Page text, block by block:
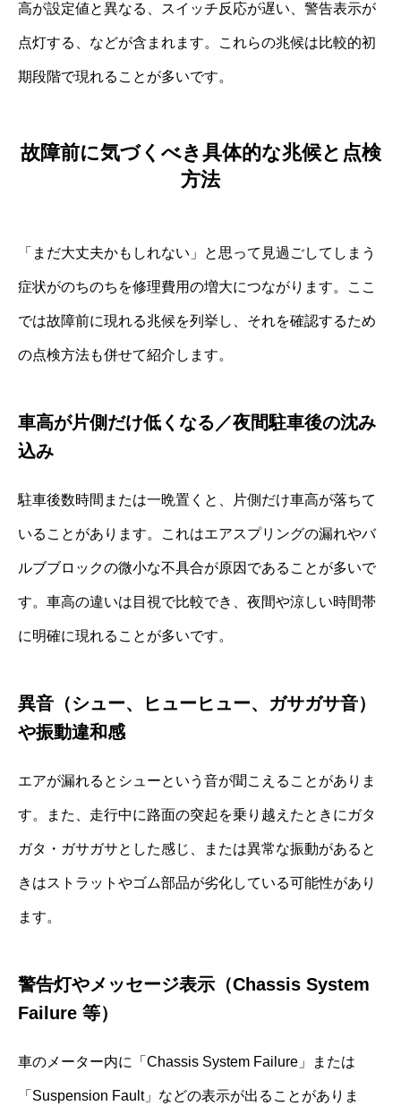
高が設定値と異なる、スイッチ反応が遅い、警告表示が
点灯する、などが含まれます。これらの兆候は比較的初
期段階で現れることが多いです。
故障前に気づくべき具体的な兆候と点検
方法
「まだ大丈夫かもしれない」と思って見過ごしてしまう
症状がのちのちを修理費用の増大につながります。ここ
では故障前に現れる兆候を列挙し、それを確認するため
の点検方法も併せて紹介します。
車高が片側だけ低くなる／夜間駐車後の沈み
込み
駐車後数時間または一晩置くと、片側だけ車高が落ちて
いることがあります。これはエアスプリングの漏れやバ
ルブブロックの微小な不具合が原因であることが多いで
す。車高の違いは目視で比較でき、夜間や涼しい時間帯
に明確に現れることが多いです。
異音（シュー、ヒューヒュー、ガサガサ音）
や振動違和感
エアが漏れるとシューという音が聞こえることがありま
す。また、走行中に路面の突起を乗り越えたときにガタ
ガタ・ガサガサとした感じ、または異常な振動があると
きはストラットやゴム部品が劣化している可能性があり
ます。
警告灯やメッセージ表示（Chassis System
Failure 等）
車のメーター内に「Chassis System Failure」または
「Suspension Fault」などの表示が出ることがありま